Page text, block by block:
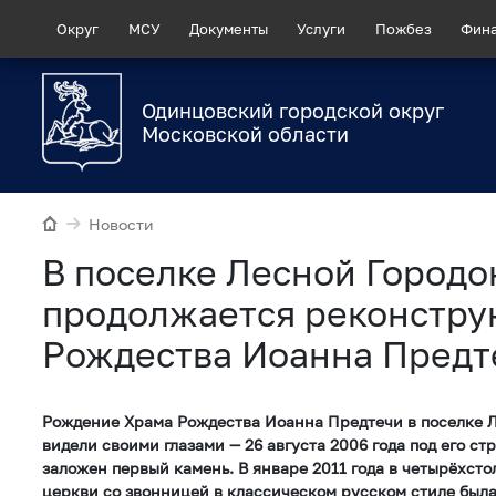
Округ МСУ Документы Услуги Пожбез
Одинцовский городской округ
Московской области
Новости
В поселке Лесной
продолжается
Рождества Иоанна
Рождение Храма Рождества Иоанна Предтечи в поселке
видели своими глазами — 26 августа 2006 года под его
заложен первый камень. В январе 2011 года в
церкви со звонницей в классическом русском стиле